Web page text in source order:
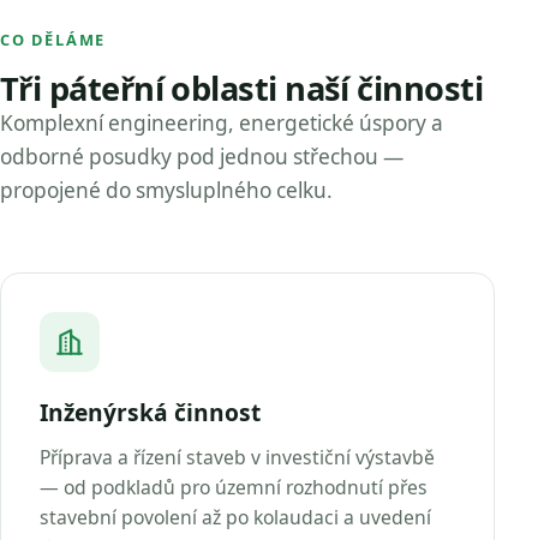
CO DĚLÁME
Tři páteřní oblasti naší činnosti
Komplexní engineering, energetické úspory a
odborné posudky pod jednou střechou —
propojené do smysluplného celku.
Inženýrská činnost
Příprava a řízení staveb v investiční výstavbě
— od podkladů pro územní rozhodnutí přes
stavební povolení až po kolaudaci a uvedení